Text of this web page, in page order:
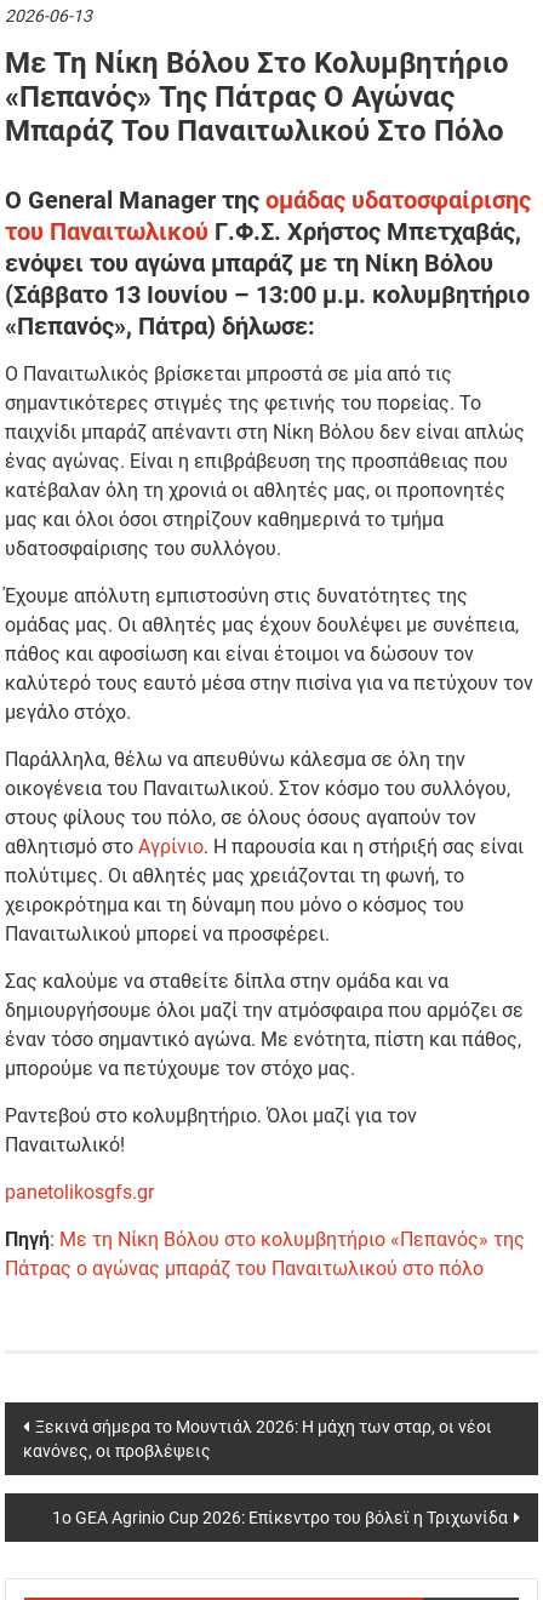
2026-06-13
Με Τη Νίκη Βόλου Στο Κολυμβητήριο
«Πεπανός» Της Πάτρας Ο Αγώνας
Μπαράζ Του Παναιτωλικού Στο Πόλο
O General Manager τηςομάδας υδατοσφαίρισης
του Παναιτωλικού Γ.Φ.Σ. Χρήστος Μπετχαβάς,
ενόψει του αγώνα μπαράζ με τη Νίκη Βόλου
(Σάββατο 13 Ιουνίου – 13:00 μ.μ. κολυμβητήριο
«Πεπανός», Πάτρα) δήλωσε:
Ο Παναιτωλικός βρίσκεται μπροστά σε μία από τις
σημαντικότερες στιγμές της φετινής του πορείας. Το
παιχνίδι μπαράζ απέναντι στη Νίκη Βόλου δεν είναι απλώς
ένας αγώνας. Είναι η επιβράβευση της προσπάθειας που
κατέβαλαν όλη τη χρονιά οι αθλητές μας, οι προπονητές
μας και όλοι όσοι στηρίζουν καθημερινά το τμήμα
υδατοσφαίρισης του συλλόγου.
Έχουμε απόλυτη εμπιστοσύνη στις δυνατότητες της
ομάδας μας. Οι αθλητές μας έχουν δουλέψει με συνέπεια,
πάθος και αφοσίωση και είναι έτοιμοι να δώσουν τον
καλύτερό τους εαυτό μέσα στην πισίνα για να πετύχουν τον
μεγάλο στόχο.
Παράλληλα, θέλω να απευθύνω κάλεσμα σε όλη την
οικογένεια του Παναιτωλικού. Στον κόσμο του συλλόγου,
στους φίλους του πόλο, σε όλους όσους αγαπούν τον
αθλητισμό στοΑγρίνιο. Η παρουσία και η στήριξή σας είναι
πολύτιμες. Οι αθλητές μας χρειάζονται τη φωνή, το
χειροκρότημα και τη δύναμη που μόνο ο κόσμος του
Παναιτωλικού μπορεί να προσφέρει.
Σας καλούμε να σταθείτε δίπλα στην ομάδα και να
δημιουργήσουμε όλοι μαζί την ατμόσφαιρα που αρμόζει σε
έναν τόσο σημαντικό αγώνα. Με ενότητα, πίστη και πάθος,
μπορούμε να πετύχουμε τον στόχο μας.
Ραντεβού στο κολυμβητήριο. Όλοι μαζί για τον
Παναιτωλικό!
panetolikosgfs.gr
Πηγή: Με τη Νίκη Βόλου στο κολυμβητήριο «Πεπανός» της
Πάτρας ο αγώνας μπαράζ του Παναιτωλικού στο πόλο
Post
navigation
Ξεκινά σήμερα το Μουντιάλ 2026: Η μάχη των σταρ, οι νέοι
κανόνες, οι προβλέψεις
1ο GEA Agrinio Cup 2026: Επίκεντρο του βόλεϊ η Τριχωνίδα